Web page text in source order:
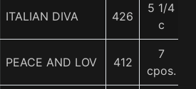
ITALIAN DIVA 426
5 1/4
c
PEACE AND LOV 412
7
cpos.